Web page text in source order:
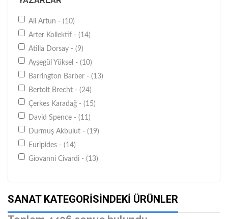
İnkılap Kitabevi - (71)
İş Bankası Kültür Yayınları - (77)
Literatür Yayınları - (99)
Metis Yayınları - (59)
Mitos-Boyut Yayınları - (778)
Müzik Eğitimi Yayınları - (33)
Ötüken Neşriyat - (29)
Pan Yayıncılık - (44)
Remzi Kitabevi - (47)
Say Yayınları - (57)
Yapı Kredi Yayınları - (275)
Hayalperest Kitap - (92)
Gece Kitaplığı - (42)
Ali Artun - (10)
Arter Kollektif - (14)
Atilla Dorsay - (9)
Ayşegül Yüksel - (10)
Barrington Barber - (13)
Bertolt Brecht - (24)
Çerkes Karadağ - (15)
David Spence - (11)
Durmuş Akbulut - (19)
Euripides - (14)
Giovanni Civardi - (13)
John Berger - (10)
Kolektif - (83)
SANAT KATEGORISINDEKI ÜRÜNLER